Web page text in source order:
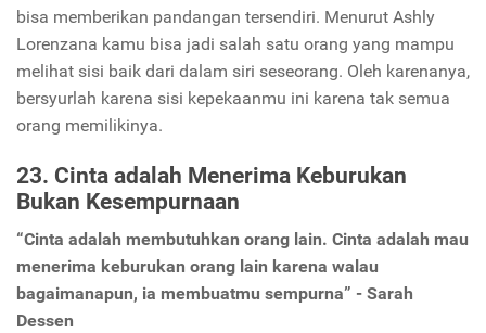
bisa memberikan pandangan tersendiri. Menurut Ashly
Lorenzana kamu bisa jadi salah satu orang yang mampu
melihat sisi baik dari dalam siri seseorang. Oleh karenanya,
bersyurlah karena sisi kepekaanmu ini karena tak semua
orang memilikinya.
23. Cinta adalah Menerima Keburukan
Bukan Kesempurnaan
“Cinta adalah membutuhkan orang lain. Cinta adalah mau
menerima keburukan orang lain karena walau
bagaimanapun, ia membuatmu sempurna” - Sarah
Dessen